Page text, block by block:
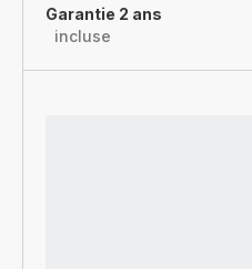
Garantie 2 ans
incluse